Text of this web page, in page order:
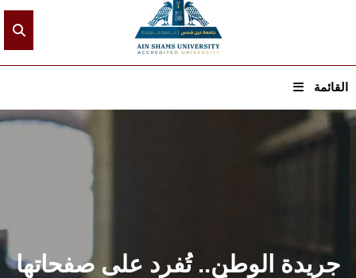
القائمة
الشئون الأكاديمية
جريدة الوطن.. تُفرد على صفحاتها